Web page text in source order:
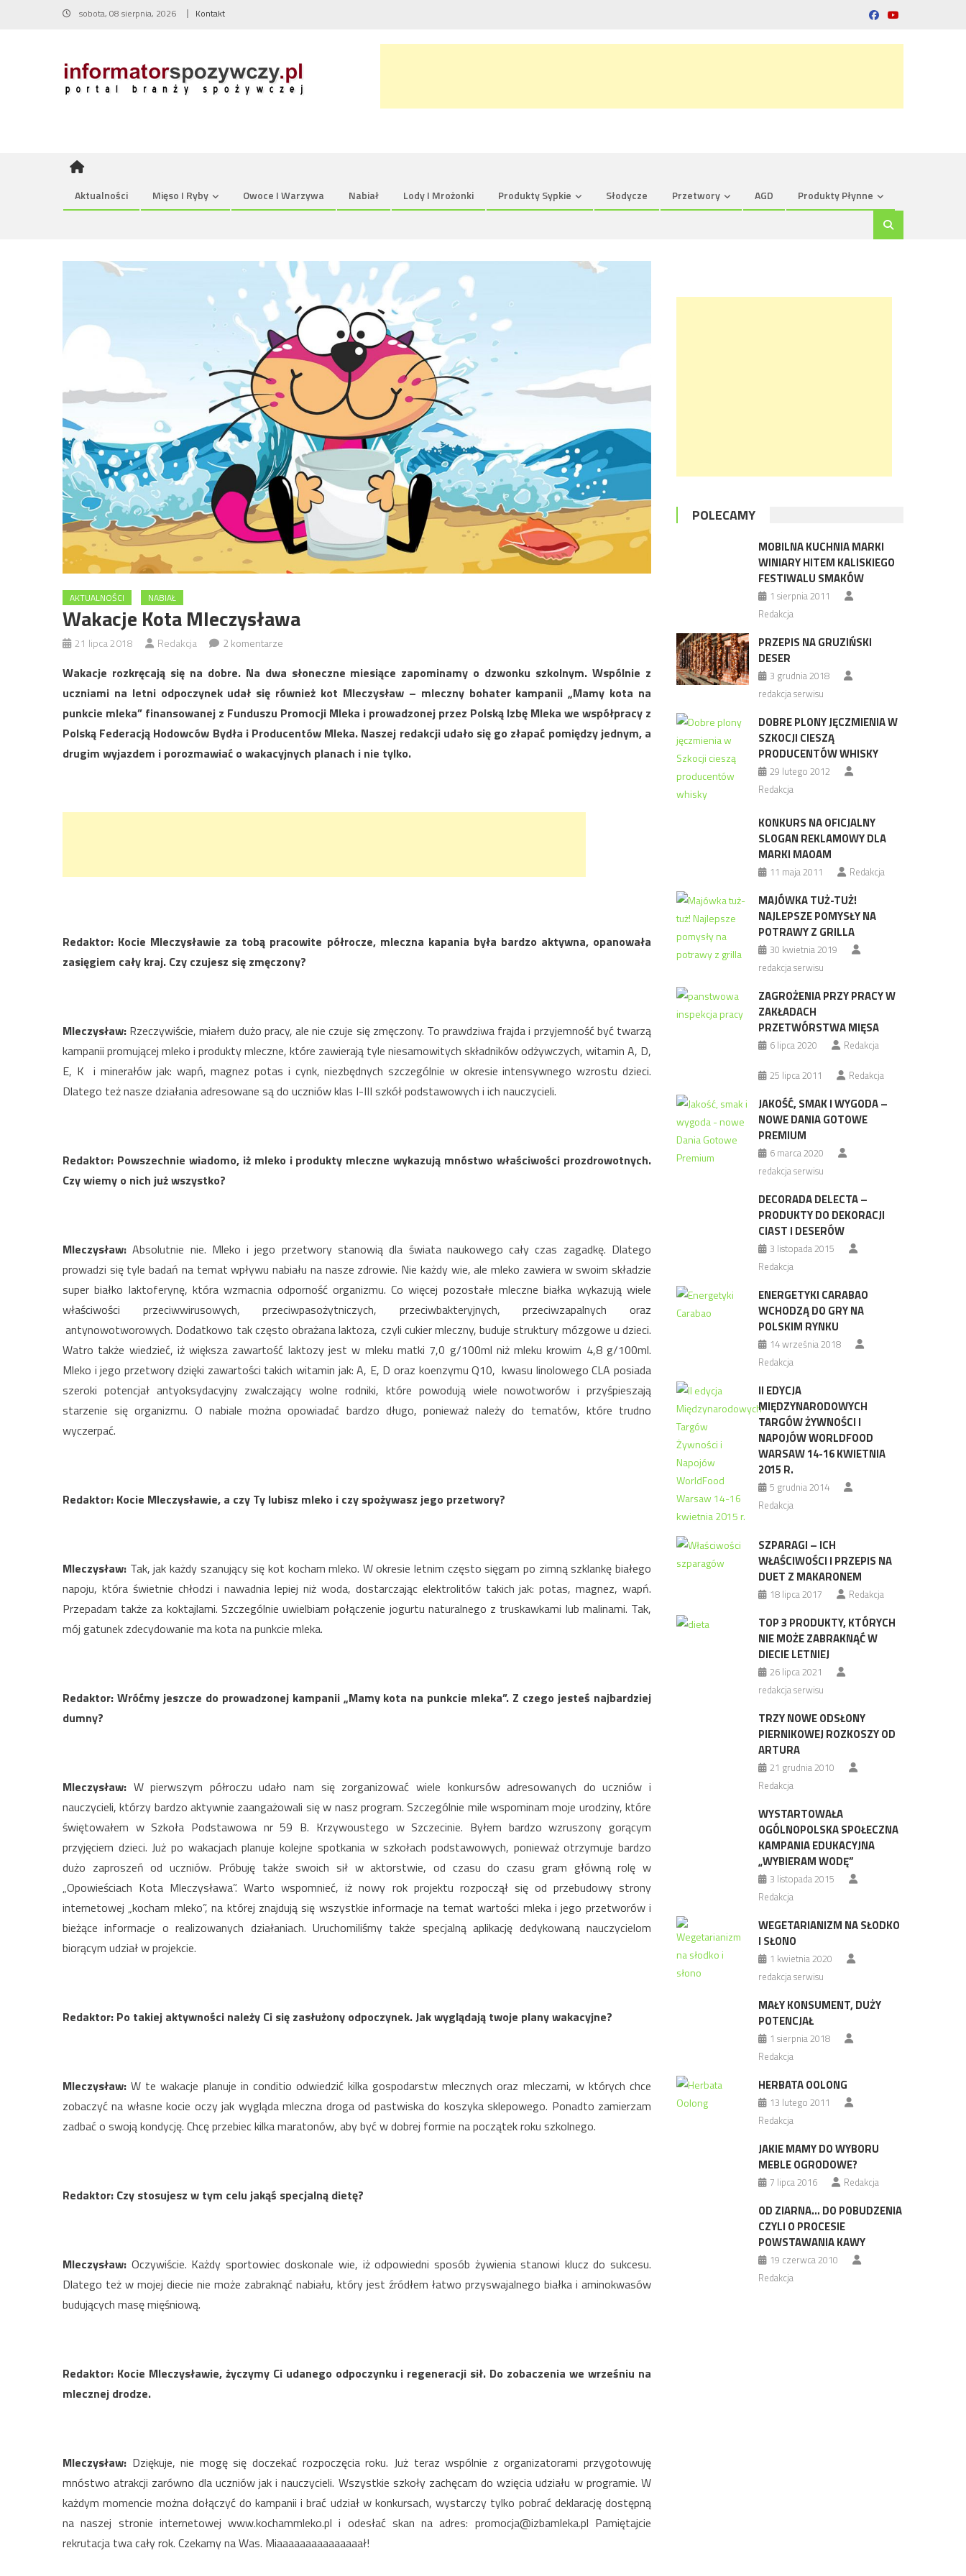
sobota, 08 sierpnia, 2026 Kontakt
Aktualności Mięso I Ryby Owoce I Warzywa Nabiał Lody I Mrożonki Produkty Sypkie Słodycze Przetwory AGD Produkty Płynne
AKTUALNOŚCI NABIAŁ
Wakacje Kota Mleczysława
21 lipca 2018 Redakcja 2 komentarze
Wakacje rozkręcają się na dobre. Na dwa słoneczne miesiące zapominamy o dzwonku szkolnym. Wspólnie z
uczniami na letni odpoczynek udał się również kot Mleczysław – mleczny bohater kampanii „Mamy kota na
punkcie mleka” finansowanej z Funduszu Promocji Mleka i prowadzonej przez Polską Izbę Mleka we współpracy z
Polską Federacją Hodowców Bydła i Producentów Mleka. Naszej redakcji udało się go złapać pomiędzy jednym, a
drugim wyjazdem i porozmawiać o wakacyjnych planach i nie tylko.
Redaktor: Kocie Mleczysławie za tobą pracowite półrocze, mleczna kapania była bardzo aktywna, opanowała
zasięgiem cały kraj. Czy czujesz się zmęczony?
Mleczysław: Rzeczywiście, miałem dużo pracy, ale nie czuje się zmęczony. To prawdziwa frajda i przyjemność być twarzą
kampanii promującej mleko i produkty mleczne, które zawierają tyle niesamowitych składników odżywczych, witamin A, D,
E, K i minerałów jak: wapń, magnez potas i cynk, niezbędnych szczególnie w okresie intensywnego wzrostu dzieci.
Dlatego też nasze działania adresowane są do uczniów klas I-III szkół podstawowych i ich nauczycieli.
Redaktor: Powszechnie wiadomo, iż mleko i produkty mleczne wykazują mnóstwo właściwości prozdrowotnych.
Czy wiemy o nich już wszystko?
Mleczysław: Absolutnie nie. Mleko i jego przetwory stanowią dla świata naukowego cały czas zagadkę. Dlatego
prowadzi się tyle badań na temat wpływu nabiału na nasze zdrowie. Nie każdy wie, ale mleko zawiera w swoim składzie
super białko laktoferynę, która wzmacnia odporność organizmu. Co więcej pozostałe mleczne białka wykazują wiele
właściwości przeciwwirusowych, przeciwpasożytniczych, przeciwbakteryjnych, przeciwzapalnych oraz
antynowotworowych. Dodatkowo tak często obrażana laktoza, czyli cukier mleczny, buduje struktury mózgowe u dzieci.
Watro także wiedzieć, iż większa zawartość laktozy jest w mleku matki 7,0 g/100ml niż mleku krowim 4,8 g/100ml.
Mleko i jego przetwory dzięki zawartości takich witamin jak: A, E, D oraz koenzymu Q10, kwasu linolowego CLA posiada
szeroki potencjał antyoksydacyjny zwalczający wolne rodniki, które powodują wiele nowotworów i przyśpieszają
starzenie się organizmu. O nabiale można opowiadać bardzo długo, ponieważ należy do tematów, które trudno
wyczerpać.
Redaktor: Kocie Mleczysławie, a czy Ty lubisz mleko i czy spożywasz jego przetwory?
Mleczysław: Tak, jak każdy szanujący się kot kocham mleko. W okresie letnim często sięgam po zimną szklankę białego
napoju, która świetnie chłodzi i nawadnia lepiej niż woda, dostarczając elektrolitów takich jak: potas, magnez, wapń.
Przepadam także za koktajlami. Szczególnie uwielbiam połączenie jogurtu naturalnego z truskawkami lub malinami. Tak,
mój gatunek zdecydowanie ma kota na punkcie mleka.
Redaktor: Wróćmy jeszcze do prowadzonej kampanii „Mamy kota na punkcie mleka”. Z czego jesteś najbardziej
dumny?
Mleczysław: W pierwszym półroczu udało nam się zorganizować wiele konkursów adresowanych do uczniów i
nauczycieli, którzy bardzo aktywnie zaangażowali się w nasz program. Szczególnie mile wspominam moje urodziny, które
świętowałem w Szkoła Podstawowa nr 59 B. Krzywoustego w Szczecinie. Byłem bardzo wzruszony gorącym
przyjęciem dzieci. Już po wakacjach planuje kolejne spotkania w szkołach podstawowych, ponieważ otrzymuje bardzo
dużo zaproszeń od uczniów. Próbuję także swoich sił w aktorstwie, od czasu do czasu gram główną rolę w
„Opowieściach Kota Mleczysława”. Warto wspomnieć, iż nowy rok projektu rozpoczął się od przebudowy strony
internetowej „kocham mleko”, na której znajdują się wszystkie informacje na temat wartości mleka i jego przetworów i
bieżące informacje o realizowanych działaniach. Uruchomiliśmy także specjalną aplikację dedykowaną nauczycielom
biorącym udział w projekcie.
Redaktor: Po takiej aktywności należy Ci się zasłużony odpoczynek. Jak wyglądają twoje plany wakacyjne?
Mleczysław: W te wakacje planuje in conditio odwiedzić kilka gospodarstw mlecznych oraz mleczarni, w których chce
zobaczyć na własne kocie oczy jak wygląda mleczna droga od pastwiska do koszyka sklepowego. Ponadto zamierzam
zadbać o swoją kondycję. Chcę przebiec kilka maratonów, aby być w dobrej formie na początek roku szkolnego.
Redaktor: Czy stosujesz w tym celu jakąś specjalną dietę?
Mleczysław: Oczywiście. Każdy sportowiec doskonale wie, iż odpowiedni sposób żywienia stanowi klucz do sukcesu.
Dlatego też w mojej diecie nie może zabraknąć nabiału, który jest źródłem łatwo przyswajalnego białka i aminokwasów
budujących masę mięśniową.
Redaktor: Kocie Mleczysławie, życzymy Ci udanego odpoczynku i regeneracji sił. Do zobaczenia we wrześniu na
mlecznej drodze.
Mleczysław: Dziękuje, nie mogę się doczekać rozpoczęcia roku. Już teraz wspólnie z organizatorami przygotowuję
mnóstwo atrakcji zarówno dla uczniów jak i nauczycieli. Wszystkie szkoły zachęcam do wzięcia udziału w programie. W
każdym momencie można dołączyć do kampanii i brać udział w konkursach, wystarczy tylko pobrać deklarację dostępną
na naszej stronie internetowej www.kochammleko.pl i odesłać skan na adres: promocja@izbamleka.pl Pamiętajcie
rekrutacja twa cały rok. Czekamy na Was. Miaaaaaaaaaaaaaaał!
POLECAMY
MOBILNA KUCHNIA MARKI
WINIARY HITEM KALISKIEGO
FESTIWALU SMAKÓW
1 sierpnia 2011
Redakcja
PRZEPIS NA GRUZIŃSKI
DESER
3 grudnia 2018
redakcja serwisu
DOBRE PLONY JĘCZMIENIA W
SZKOCJI CIESZĄ
PRODUCENTÓW WHISKY
29 lutego 2012
Redakcja
KONKURS NA OFICJALNY
SLOGAN REKLAMOWY DLA
MARKI MAOAM
11 maja 2011 Redakcja
MAJÓWKA TUŻ-TUŻ!
NAJLEPSZE POMYSŁY NA
POTRAWY Z GRILLA
30 kwietnia 2019
redakcja serwisu
ZAGROŻENIA PRZY PRACY W
ZAKŁADACH
PRZETWÓRSTWA MIĘSA
6 lipca 2020 Redakcja
25 lipca 2011 Redakcja
JAKOŚĆ, SMAK I WYGODA –
NOWE DANIA GOTOWE
PREMIUM
6 marca 2020
redakcja serwisu
DECORADA DELECTA –
PRODUKTY DO DEKORACJI
CIAST I DESERÓW
3 listopada 2015
Redakcja
ENERGETYKI CARABAO
WCHODZĄ DO GRY NA
POLSKIM RYNKU
14 września 2018
Redakcja
II EDYCJA
MIĘDZYNARODOWYCH
TARGÓW ŻYWNOŚCI I
NAPOJÓW WORLDFOOD
WARSAW 14-16 KWIETNIA
2015 R.
5 grudnia 2014
Redakcja
SZPARAGI – ICH
WŁAŚCIWOŚCI I PRZEPIS NA
DUET Z MAKARONEM
18 lipca 2017 Redakcja
TOP 3 PRODUKTY, KTÓRYCH
NIE MOŻE ZABRAKNĄĆ W
DIECIE LETNIEJ
26 lipca 2021
redakcja serwisu
TRZY NOWE ODSŁONY
PIERNIKOWEJ ROZKOSZY OD
ARTURA
21 grudnia 2010
Redakcja
WYSTARTOWAŁA
OGÓLNOPOLSKA SPOŁECZNA
KAMPANIA EDUKACYJNA
„WYBIERAM WODĘ”
3 listopada 2015
Redakcja
WEGETARIANIZM NA SŁODKO
I SŁONO
1 kwietnia 2020
redakcja serwisu
MAŁY KONSUMENT, DUŻY
POTENCJAŁ
1 sierpnia 2018
Redakcja
HERBATA OOLONG
13 lutego 2011
Redakcja
JAKIE MAMY DO WYBORU
MEBLE OGRODOWE?
7 lipca 2016 Redakcja
OD ZIARNA… DO POBUDZENIA
CZYLI O PROCESIE
POWSTAWANIA KAWY
19 czerwca 2010
Redakcja